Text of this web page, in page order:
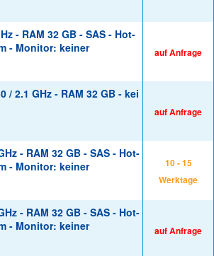
- RAM 32 GB - SAS - Hot-
- Monitor: keiner
auf Anfrage
/ 2.1 GHz - RAM 32 GB - kei
auf Anfrage
- RAM 32 GB - SAS - Hot-
- Monitor: keiner
10 - 15
Werktage
- RAM 32 GB - SAS - Hot-
- Monitor: keiner
auf Anfrage